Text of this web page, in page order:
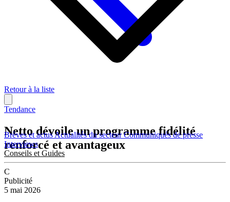
Brèves et actusActualités du secteurCommuniqués de presse
Interviews
Conseils et Guides
Retour à la liste
Tendance
Netto dévoile un programme fidélité
renforcé et avantageux
C
Publicité
5 mai 2026